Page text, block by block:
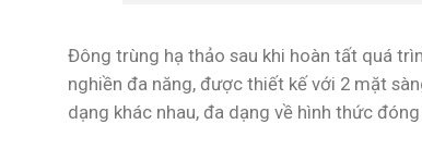
Đông trùng hạ thảo sau khi hoàn tất quá
nghiền đa năng, được thiết kế với 2 mặt
dạng khác nhau, đa dạng về hình thức